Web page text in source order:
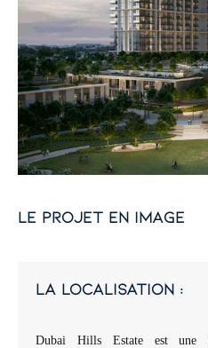
le projet en image
la localisation :
Dubai Hills Estate est une